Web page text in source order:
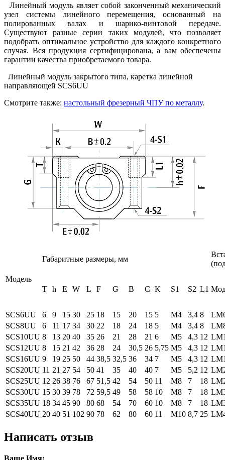
Линейный модуль являет собой законченный механический
узел системы линейного перемещения, основанный на
полированных валах и шарико-винтовой передаче.
Существуют разные серии таких модулей, что позволяет
подобрать оптимальное устройство для каждого конкретного
случая. Вся продукция сертифицирована, а вам обеспечены
гарантии качества приобретаемого товара.
Линейный модуль закрытого типа, каретка линейной
направляющей SCS6UU
Смотрите также: настольный фрезерный ЧПУ по металлу.
Модель
Габаритные размеры, мм
T h E W L F G B C K S1 S2 L1
SCS6UU 6 9 15 30 25 18 15 20 15 5 M4 3,4 8
SCS8UU
6 11 17 34 30 22 18 24 18 5 M4 3,4 8
SCS10UU 8 13 20 40 35 26 21 28 21 6 M5 4,3 12
SCS12UU 8 15 21 42 36 28 24 30,5 26 5,75 M5 4,3 12
SCS16UU 9 19 25 50 44 38,5 32,5 36 34 7 M5 4,3 12
SCS20UU 11 21 27 54 50 41 35 40 40 7 M5 5,2 12
SCS25UU 12 26 38 76 67 51,5 42 54 50 11 M8 7 18
SCS30UU 15 30 39 78 72 59,5 49 58 58 10 M8 7 18
SCS35UU 18 34 45 90 80 68 54 70 60 10 M8 7 18
SCS40UU 20 40 51 102 90 78 62 80 60 11 М10 8,7 25
Написать отзыв
Ваше Имя: